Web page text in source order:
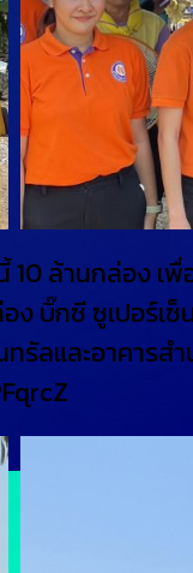
ล้านกล่อง
บิ๊กซี ซูเปอร์เ
ลและอาคารส